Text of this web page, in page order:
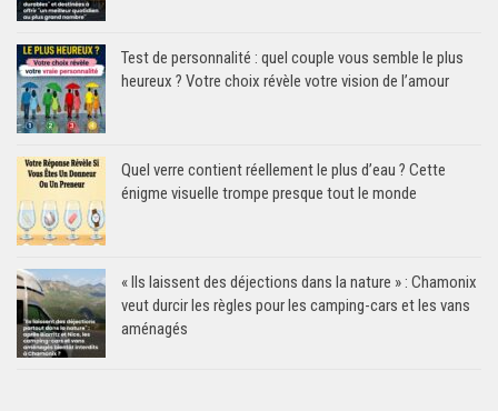
Test de personnalité : quel couple vous semble le plus
heureux ? Votre choix révèle votre vision de l’amour
Quel verre contient réellement le plus d’eau ? Cette
énigme visuelle trompe presque tout le monde
« Ils laissent des déjections dans la nature » : Chamonix
veut durcir les règles pour les camping-cars et les vans
aménagés